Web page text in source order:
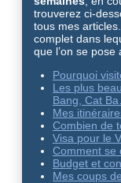
trouverez ci-
tous mes
complet dans
que l’on se
Pourquoi
Les plus
Bang, Cat
Mes
Combien de
Visa pour le
Comment se
Budget et
Mes coups